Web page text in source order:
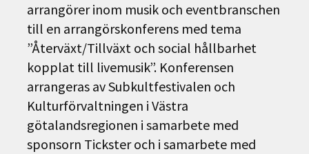
arrangörer inom musik och eventbranschen
till en arrangörskonferens med tema
”Återväxt/Tillväxt och social hållbarhet
kopplat till livemusik”. Konferensen
arrangeras av Subkultfestivalen och
Kulturförvaltningen i Västra
götalandsregionen i samarbete med
sponsorn Tickster och i samarbete med